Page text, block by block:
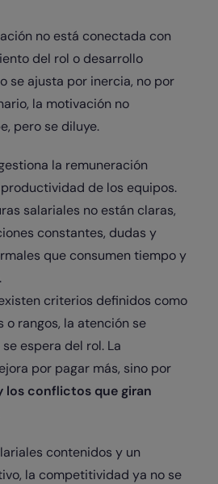
no está conectada con
del rol o desarrollo
se ajusta por inercia, no por
la motivación no
pero se diluye.
la remuneración
de los equipos.
salariales no están claras,
constantes, dudas y
que consumen tiempo y
criterios definidos como
o rangos, la atención se
espera del rol. La
por pagar más, sino por
los conflictos que giran
contenidos y un
la competitividad ya no se